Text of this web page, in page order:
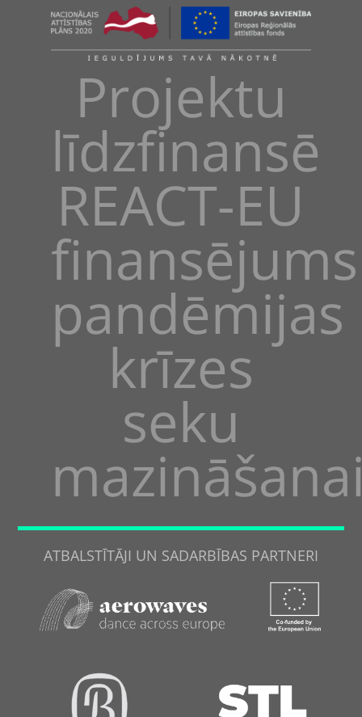
Projektu
līdzfinansē
REACT-EU
finansējums
pandēmijas
krīzes
seku
ATBALSTĪTĀJI UN SADARBĪBAS PARTNERI